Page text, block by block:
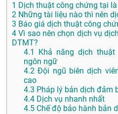
1 Dịch thuật công chứng tại
2 Những tài liệu nào thì nên
3 Báo giá dịch thuật công
4 Vì sao nên chọn dịch vụ
DTMT?
4.1
Khả năng dịch
ngôn ngữ
4.2 Đội ngũ biên dịch
cao
4.3 Pháp lý bản dịch đảm
4.4 Dịch vụ nhanh nhất
4.5 Chế độ bảo hành bản